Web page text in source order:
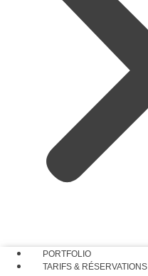
PORTFOLIO
TARIFS & RÉSERVATIONS